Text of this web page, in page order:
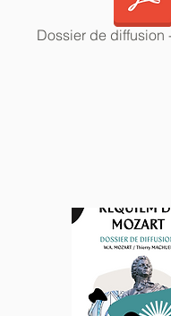
Dossier de diffusion